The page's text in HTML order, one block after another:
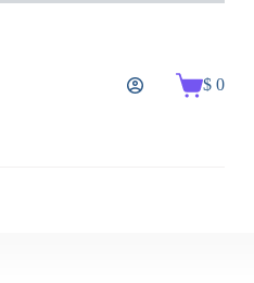
Carro
$0